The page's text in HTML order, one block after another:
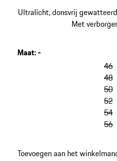
Ultralicht, donsvrij
Met
Maat:-
46
48
50
52
54
56
Toevoegen aan het